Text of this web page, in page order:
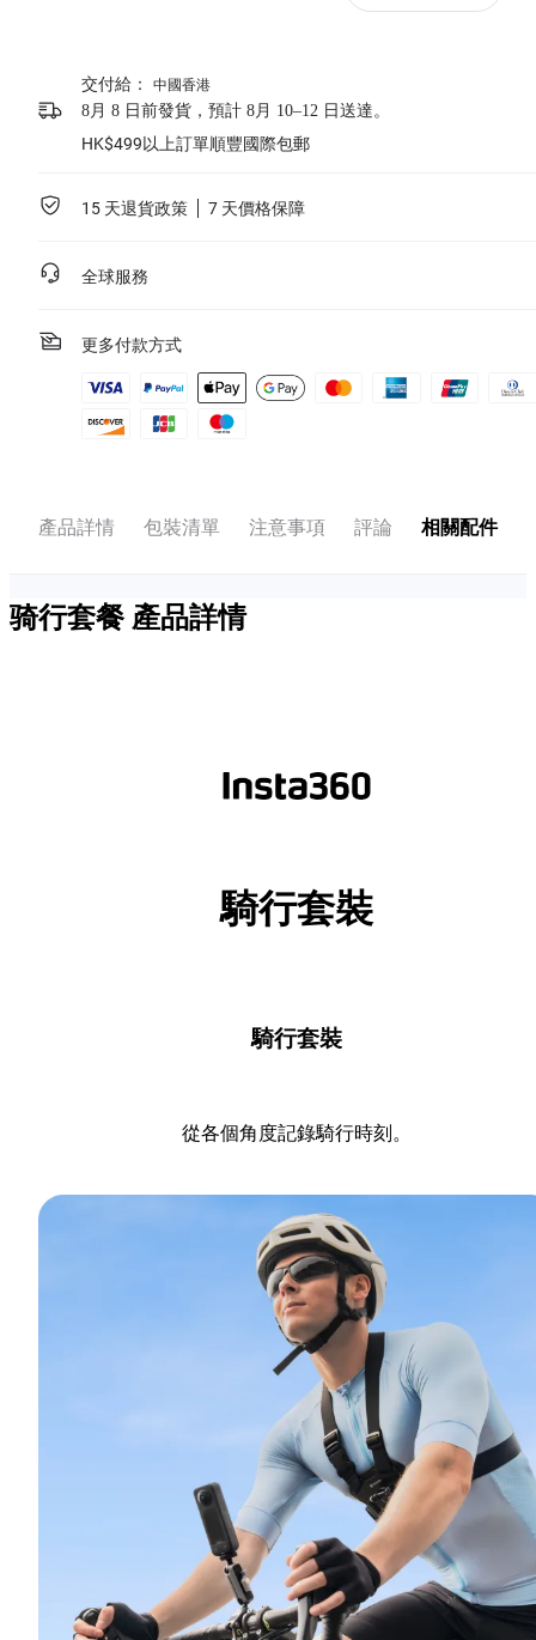
交付給： 中國香港
8月 8 日前發貨，預計 8月 10–12 日送達。
HK$499以上訂單順豐國際包郵
15 天退貨政策 7 天價格保障
全球服務
更多付款方式
產品詳情 包裝清單 注意事項 評論 相關配件
骑行套餐 產品詳情
騎行套裝
騎行套裝
從各個角度記錄騎行時刻。